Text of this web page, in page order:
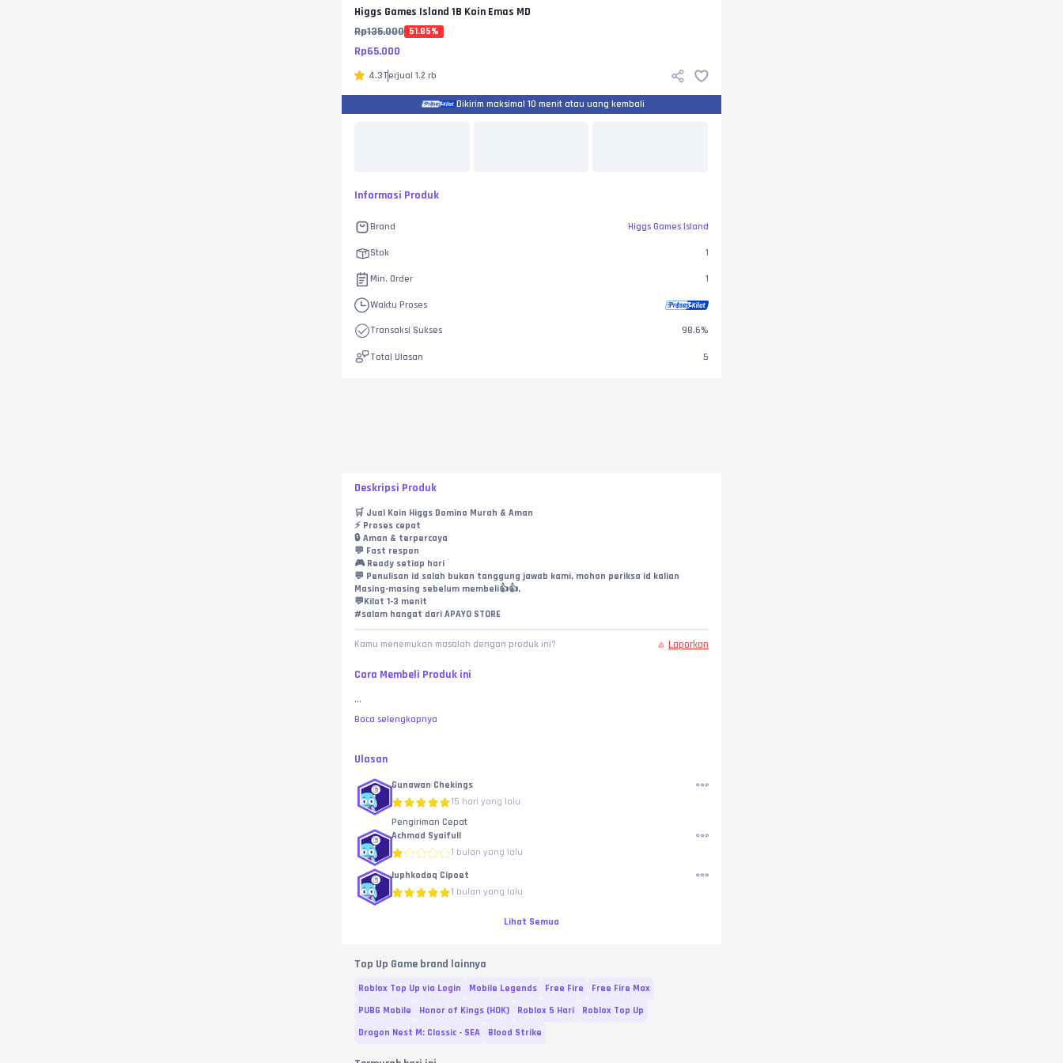
Higgs Games Island 1B Koin Emas MD
Rp135.000 51.85%
Rp65.000
4.3Terjual 1.2 rb
Dikirim maksimal 10 menit atau uang kembali
Informasi Produk
Brand Higgs Games Island
Stok 1
Min. Order 1
Waktu Proses
Transaksi Sukses 98.6%
Total Ulasan 5
Deskripsi Produk
🛒 Jual Koin Higgs Domino Murah & Aman
⚡ Proses cepat
🔒 Aman & terpercaya
💬 Fast respon
🎮 Ready setiap hari
💬 Penulisan id salah bukan tanggung jawab kami, mohon periksa id kalian
Masing-masing sebelum membeli👍👍,
💬Kilat 1-3 menit
#salam hangat dari APAYO STORE
Kamu menemukan masalah dengan produk ini? Laporkan
Cara Membeli Produk ini
...
Baca selengkapnya
Ulasan
Gunawan Chekings
15 hari yang lalu
Pengiriman Cepat
Achmad Syaifull
1 bulan yang lalu
luphkodoq Cipoet
1 bulan yang lalu
Lihat Semua
Top Up Game brand lainnya
Roblox Top Up via Login Mobile Legends Free Fire
Free Fire Max
PUBG Mobile
Honor of Kings (HOK) Roblox 5 Hari
Roblox Top Up
Dragon Nest M: Classic - SEA
Blood Strike